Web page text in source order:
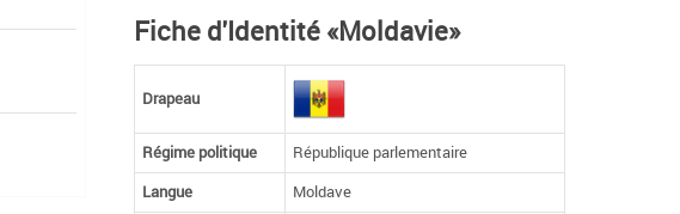
Fiche d'Identité «Moldavie»
Drapeau
Régime politique
République parlementaire
Langue
Moldave